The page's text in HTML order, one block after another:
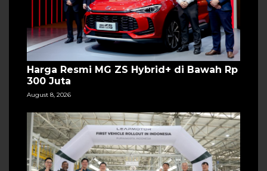
Harga Resmi MG ZS Hybrid+ di Bawah Rp
300 Juta
August 8, 2026